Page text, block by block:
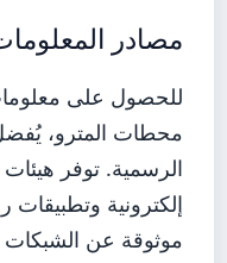
مصادر
للحصول على
محطات المترو،
الرسمية. توفر
إلكترونية
موثوقة عن الشبكات